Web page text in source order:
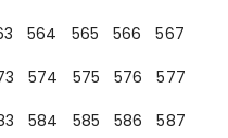
564 565 566
567
574 575 576
577
584 585 586
587